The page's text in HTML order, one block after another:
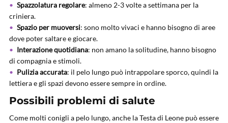
Spazzolatura regolare: almeno 2-3 volte a settimana per la
criniera.
Spazio per muoversi: sono molto vivaci e hanno bisogno di aree
dove poter saltare e giocare.
Interazione quotidiana: non amano la solitudine, hanno bisogno
di compagnia e stimoli.
Pulizia accurata: il pelo lungo può intrappolare sporco, quindi la
lettiera e gli spazi devono essere sempre in ordine.
Possibili problemi di salute
Come molti conigli a pelo lungo, anche la Testa di Leone può essere